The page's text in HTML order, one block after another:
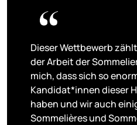
Dieser Wettbewerb
der Arbeit der
mich, dass sich so
Kandidat*innen dieser
haben und wir auch
Sommelières und